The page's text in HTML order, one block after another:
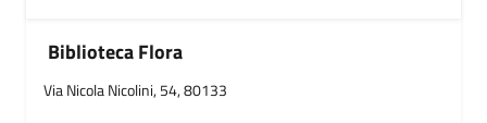
Biblioteca Flora
Via Nicola Nicolini, 54, 80133